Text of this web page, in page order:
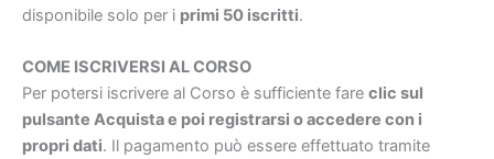
disponibile solo per i primi 50 iscritti.
COME ISCRIVERSI AL CORSO
Per potersi iscrivere al Corso è sufficiente fare clic sul
pulsante Acquista e poi registrarsi o accedere con i
propri dati. Il pagamento può essere effettuato tramite